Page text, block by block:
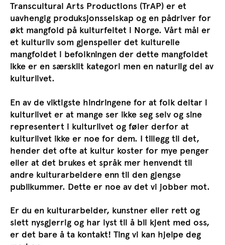
Transcultural Arts Productions (TrAP) er et
uavhengig produksjonsselskap og en pådriver for
økt mangfold på kulturfeltet i Norge. Vårt mål er
et kulturliv som gjenspeiler det kulturelle
mangfoldet i befolkningen der dette mangfoldet
ikke er en særskilt kategori men en naturlig del av
kulturlivet.
En av de viktigste hindringene for at folk deltar i
kulturlivet er at mange ser ikke seg selv og sine
representert i kulturlivet og føler derfor at
kulturlivet ikke er noe for dem. I tillegg til det,
hender det ofte at kultur koster for mye penger
eller at det brukes et språk mer henvendt til
andre kulturarbeidere enn til den gjengse
publikummer. Dette er noe av det vi jobber mot.
Er du en kulturarbeider, kunstner eller rett og
slett nysgjerrig og har lyst til å bli kjent med oss,
er det bare å ta kontakt! Ting vi kan hjelpe deg